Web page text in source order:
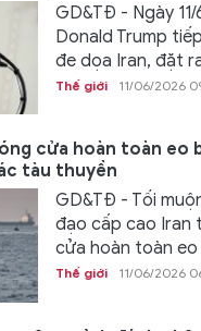
GD&TĐ - Ngày
Donald Trump
đe dọa Iran, đặt
Thế giới 11/06/2026
cửa hoàn toàn eo
tàu thuyền
GD&TĐ - Tối
đạo cấp cao Iran
cửa hoàn toàn eo
Thế giới 11/06/2026